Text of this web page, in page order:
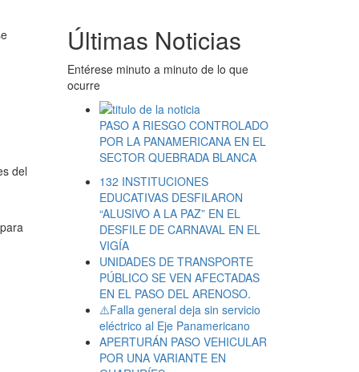
del
Últimas Noticias
Entérese minuto a minuto de lo que
ocurre
PASO A RIESGO CONTROLADO
POR LA PANAMERICANA EN EL
SECTOR QUEBRADA BLANCA
132 INSTITUCIONES
EDUCATIVAS DESFILARON
“ALUSIVO A LA PAZ” EN EL
DESFILE DE CARNAVAL EN EL
VIGÍA
UNIDADES DE TRANSPORTE
PÚBLICO SE VEN AFECTADAS
EN EL PASO DEL ARENOSO.
⚠️Falla general deja sin servicio
eléctrico al Eje Panamericano
APERTURÁN PASO VEHICULAR
POR UNA VARIANTE EN